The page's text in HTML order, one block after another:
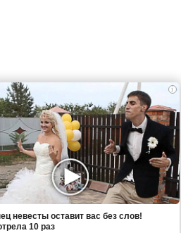
i
невесты оставит вас без слов!
10 раз